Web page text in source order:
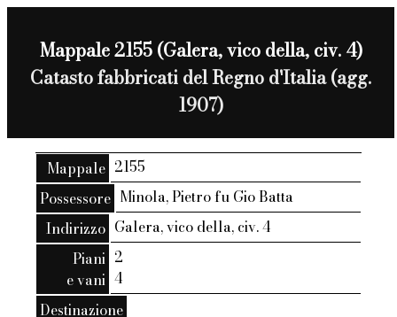
Mappale 2155 (Galera, vico della, civ. 4)
Catasto fabbricati del Regno d'Italia (agg.
1907)
Mappale 2155
Possessore Minola, Pietro fu Gio Batta
Indirizzo Galera, vico della, civ. 4
Piani
e vani
2
4
Destinazione